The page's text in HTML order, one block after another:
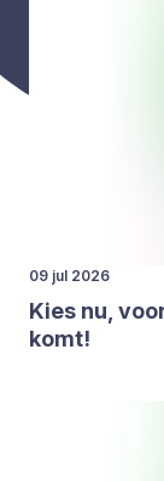
09 jul 2026
Kies nu,
komt!